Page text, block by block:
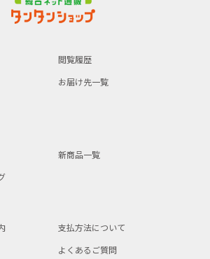
閲覧履歴
お届け先一覧
新商品一覧
支払方法について
よくあるご質問